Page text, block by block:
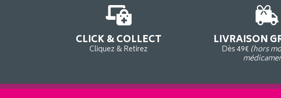
CLICK & COLLECT
Cliquez & Retirez
LIVRAISON
Dès 49€ (hors